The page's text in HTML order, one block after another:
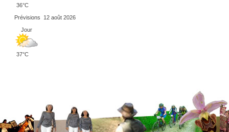
36°C
Prévisions
12 août 2026
Jour
37°C